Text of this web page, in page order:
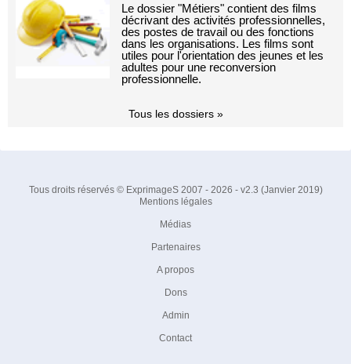
Le dossier "Métiers" contient des films
décrivant des activités professionnelles,
des postes de travail ou des fonctions
dans les organisations. Les films sont
utiles pour l'orientation des jeunes et les
adultes pour une reconversion
professionnelle.
Tous les dossiers »
Tous droits réservés © ExprimageS 2007 - 2026 - v2.3 (Janvier 2019)
Mentions légales
Médias
Partenaires
A propos
Dons
Admin
Contact